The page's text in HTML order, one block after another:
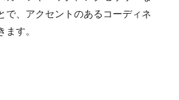
で、アクセントのあるコーディネ
す。